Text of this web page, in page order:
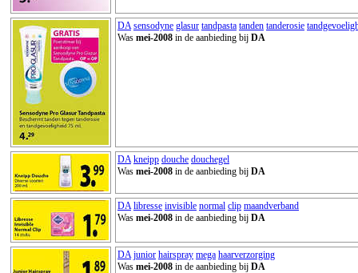
DA sensodyne glasur tandpasta tanden tanderosie
Was mei-2008 in de aanbieding bij DA
DA kneipp douche douchegel
Was mei-2008 in de aanbieding bij DA
DA libresse invisible normal clip maandverband
Was mei-2008 in de aanbieding bij DA
DA junior hairspray mega haarverzorging
Was mei-2008 in de aanbieding bij DA